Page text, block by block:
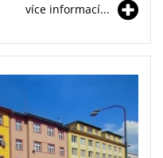
více informací...